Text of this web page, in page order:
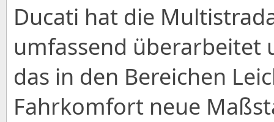
Ducati hat die
umfassend
das in den Bereichen
Fahrkomfort neue